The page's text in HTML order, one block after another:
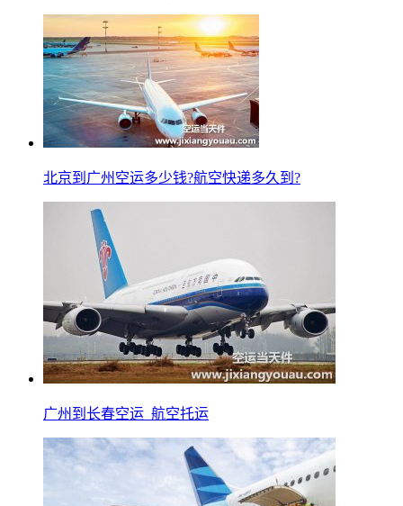
北京到广州空运多少钱?航空快递多久到?
广州到长春空运_航空托运